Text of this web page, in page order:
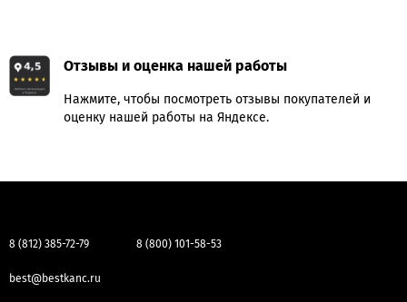
Отзывы и оценка нашей работы
Нажмите, чтобы посмотреть отзывы покупателей и
оценку нашей работы на Яндексе.
8 (812) 385-72-79 8 (800) 101-58-53
best@bestkanc.ru